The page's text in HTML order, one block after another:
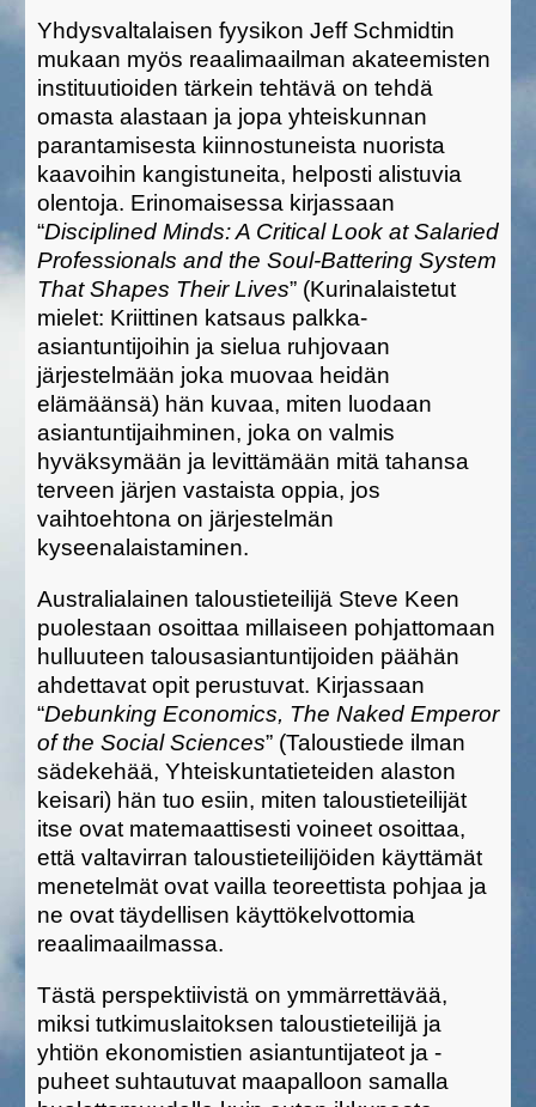
Yhdysvaltalaisen fyysikon Jeff Schmidtin
mukaan myös reaalimaailman akateemisten
instituutioiden tärkein tehtävä on tehdä
omasta alastaan ja jopa yhteiskunnan
parantamisesta kiinnostuneista nuorista
kaavoihin kangistuneita, helposti alistuvia
olentoja. Erinomaisessa kirjassaan
“Disciplined Minds: A Critical Look at Salaried
Professionals and the Soul-Battering System
That Shapes Their Lives” (Kurinalaistetut
mielet: Kriittinen katsaus palkka-
asiantuntijoihin ja sielua ruhjovaan
järjestelmään joka muovaa heidän
elämäänsä) hän kuvaa, miten luodaan
asiantuntijaihminen, joka on valmis
hyväksymään ja levittämään mitä tahansa
terveen järjen vastaista oppia, jos
vaihtoehtona on järjestelmän
kyseenalaistaminen.
Australialainen taloustieteilijä Steve Keen
puolestaan osoittaa millaiseen pohjattomaan
hulluuteen talousasiantuntijoiden päähän
ahdettavat opit perustuvat. Kirjassaan
“Debunking Economics, The Naked Emperor
of the Social Sciences” (Taloustiede ilman
sädekehää, Yhteiskuntatieteiden alaston
keisari) hän tuo esiin, miten taloustieteilijät
itse ovat matemaattisesti voineet osoittaa,
että valtavirran taloustieteilijöiden käyttämät
menetelmät ovat vailla teoreettista pohjaa ja
ne ovat täydellisen käyttökelvottomia
reaalimaailmassa.
Tästä perspektiivistä on ymmärrettävää,
miksi tutkimuslaitoksen taloustieteilijä ja
yhtiön ekonomistien asiantuntijateot ja -
puheet suhtautuvat maapalloon samalla